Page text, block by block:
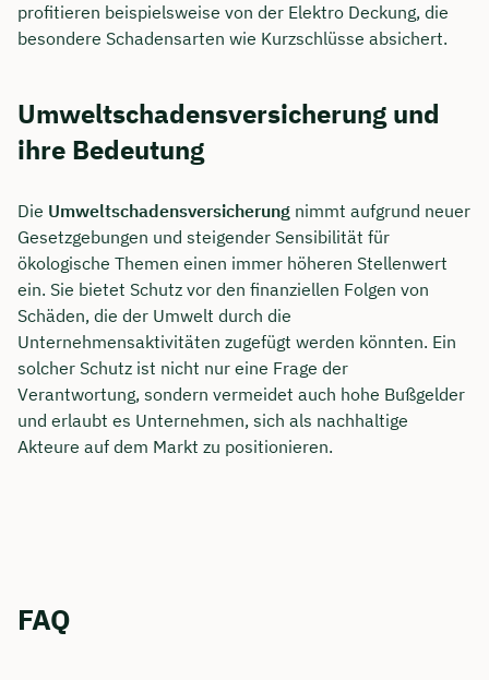
profitieren beispielsweise von der Elektro Deckung, die
besondere Schadensarten wie Kurzschlüsse absichert.
Umweltschadensversicherung und
ihre Bedeutung
Die Umweltschadensversicherung nimmt aufgrund neuer
Gesetzgebungen und steigender Sensibilität für
ökologische Themen einen immer höheren Stellenwert
ein. Sie bietet Schutz vor den finanziellen Folgen von
Schäden, die der Umwelt durch die
Unternehmensaktivitäten zugefügt werden könnten. Ein
solcher Schutz ist nicht nur eine Frage der
Verantwortung, sondern vermeidet auch hohe Bußgelder
und erlaubt es Unternehmen, sich als nachhaltige
Akteure auf dem Markt zu positionieren.
FAQ